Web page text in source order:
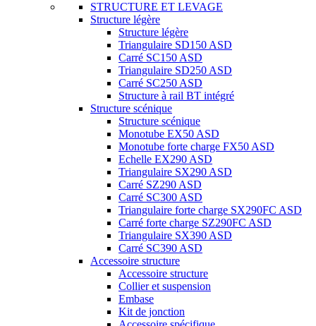
STRUCTURE ET LEVAGE
Structure légère
Structure légère
Triangulaire SD150 ASD
Carré SC150 ASD
Triangulaire SD250 ASD
Carré SC250 ASD
Structure à rail BT intégré
Structure scénique
Structure scénique
Monotube EX50 ASD
Monotube forte charge FX50 ASD
Echelle EX290 ASD
Triangulaire SX290 ASD
Carré SZ290 ASD
Carré SC300 ASD
Triangulaire forte charge SX290FC ASD
Carré forte charge SZ290FC ASD
Triangulaire SX390 ASD
Carré SC390 ASD
Accessoire structure
Accessoire structure
Collier et suspension
Embase
Kit de jonction